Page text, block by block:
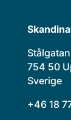
754 50
Sverige
+46 18